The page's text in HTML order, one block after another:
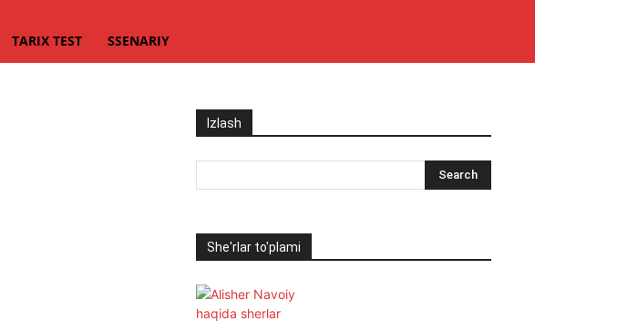
TARIX TEST SSENARIY
Izlash
She'rlar to'plami